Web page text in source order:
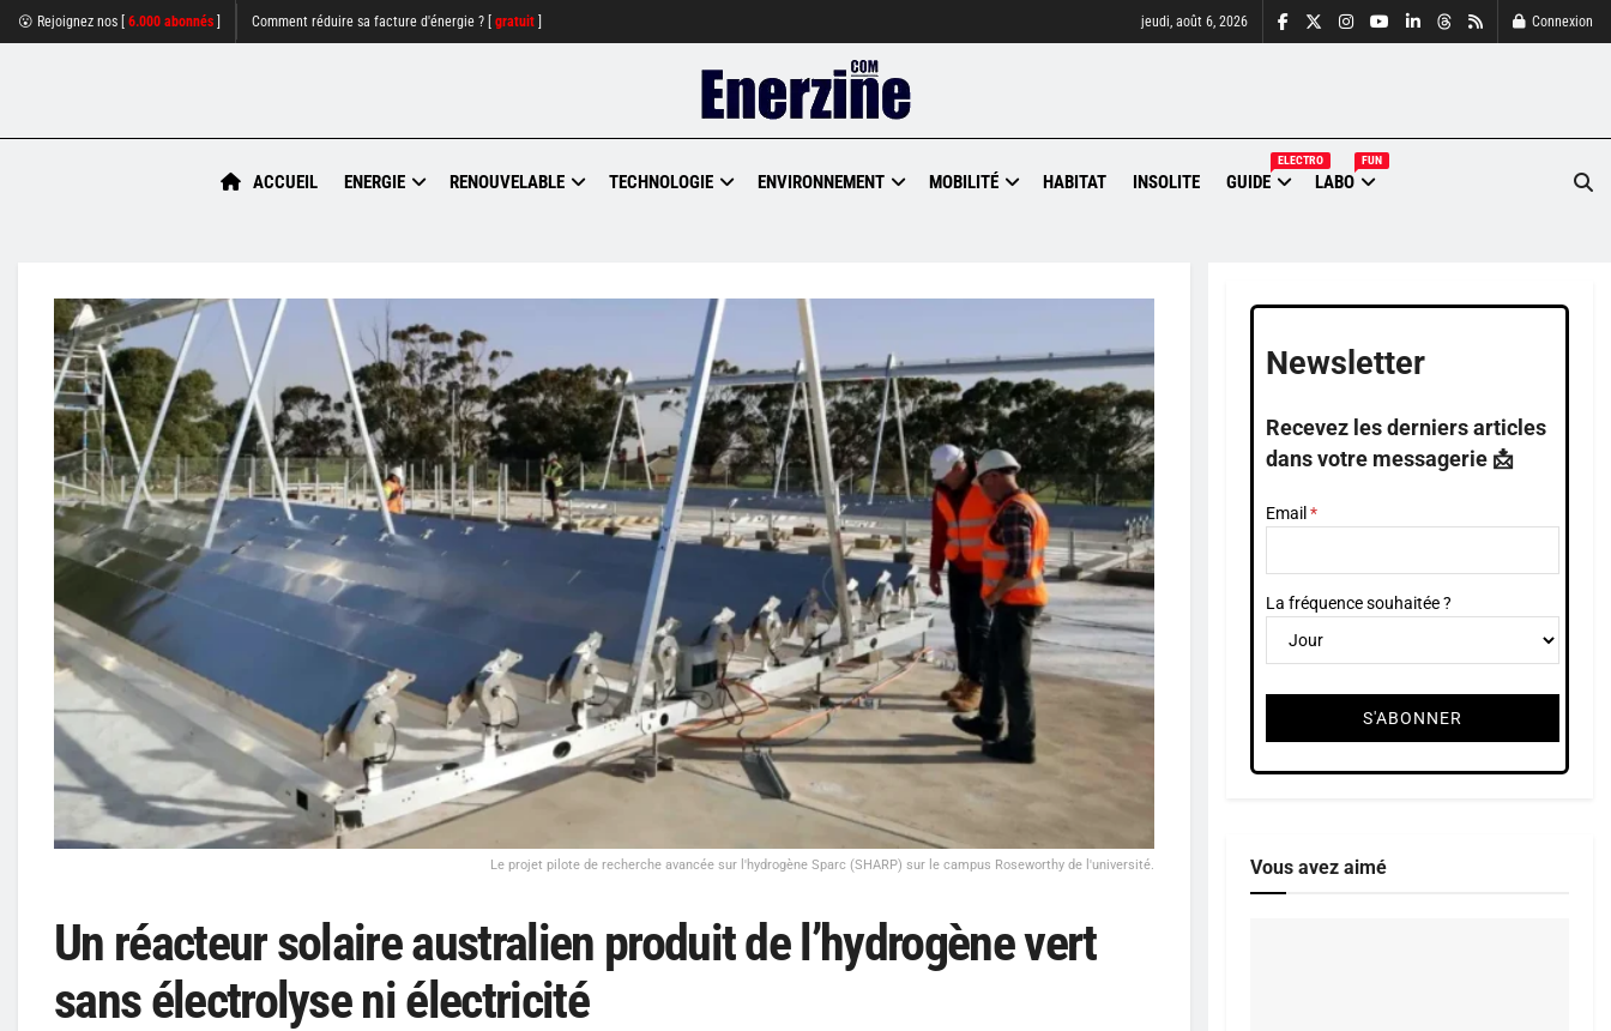
😮 Rejoignez nos [ 6.000 abonnés Comment réduire sa facture d'énergie ? [ gratuit jeudi, août 6, 2026 Connexion
ACCUEIL ENERGIE RENOUVELABLE TECHNOLOGIE ENVIRONNEMENT MOBILITÉ HABITAT INSOLITE GUIDE
ELECTRO
LABO
FUN
Le projet pilote de recherche avancée sur l'hydrogène Sparc (SHARP) sur le campus Roseworthy de l'université.
Un réacteur solaire australien produit de l’hydrogène vert
sans électrolyse ni électricité
Newsletter
Recevez les derniers articles
dans votre messagerie 📩
Email
La fréquence souhaitée ?
Vous avez aimé